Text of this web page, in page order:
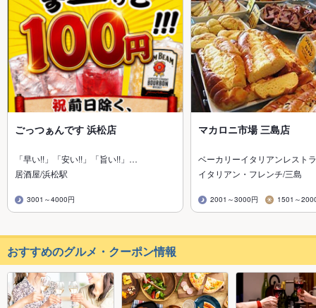
ごっつぁんです 浜松店
「早い!!」「安い!!」「旨い!!」…
居酒屋/浜松駅
3001～4000円
マカロニ市場 三島店
ベーカリーイタリアンレスト
イタリアン・フレンチ/三島
2001～3000円 1501～
おすすめのグルメ・クーポン情報